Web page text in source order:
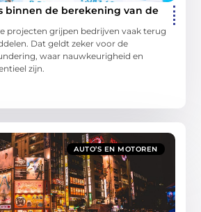
binnen de berekening van de
projecten grijpen bedrijven vaak terug
Dat geldt zeker voor de
waar nauwkeurigheid en
zijn.
AUTO’S EN MOTOREN